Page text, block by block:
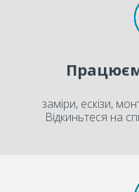
заміри, ескізи,
Відкиньтеся на